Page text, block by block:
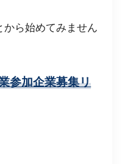
ら始めてみません
参加企業募集リ